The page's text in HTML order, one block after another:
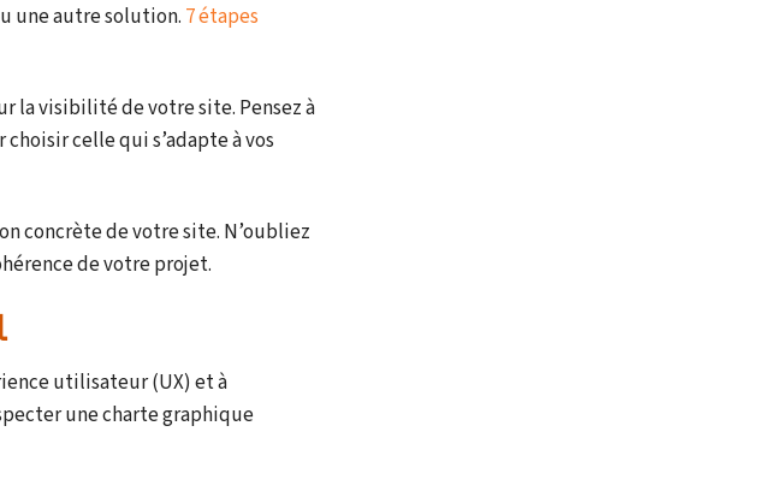
une autre solution. 7 étapes
la visibilité de votre site. Pensez à
celle qui s’adapte à vos
concrète de votre site. N’oubliez
de votre projet.
utilisateur (UX) et à
une charte graphique